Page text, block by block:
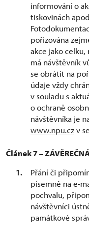
informování o
tiskovinách
pořizována
akce jako
má návštěvník
se obrátit na
údaje vždy
v souladu s
o ochraně
návštěvníka je
www.npu.czv
Článek 7 –
Přání či
písemně na e-
pochvalu,
návštěvníci
památkové